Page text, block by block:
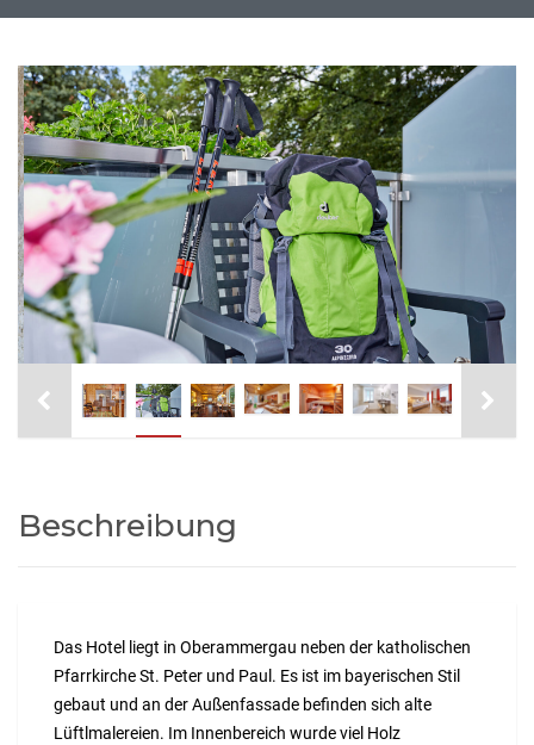
Beschreibung
Das Hotel liegt in Oberammergau neben der katholischen
Pfarrkirche St. Peter und Paul. Es ist im bayerischen Stil
gebaut und an der Außenfassade befinden sich alte
Lüftlmalereien. Im Innenbereich wurde viel Holz